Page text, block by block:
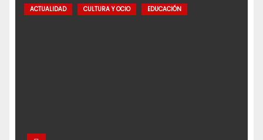
ACTUALIDAD CULTURA Y OCIO EDUCACIÓN